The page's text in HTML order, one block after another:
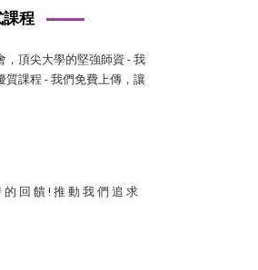
程
，頂尖大學的堅強師資 - 我
質課程 - 我們免費上傳，讓
回 饋 ! 推 動 我 們 追 求